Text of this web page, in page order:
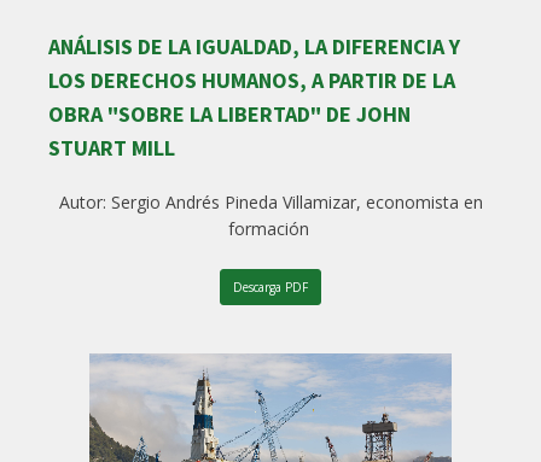
ANÁLISIS DE LA IGUALDAD, LA DIFERENCIA Y
LOS DERECHOS HUMANOS, A PARTIR DE LA
OBRA "SOBRE LA LIBERTAD" DE JOHN
STUART MILL
Autor: Sergio Andrés Pineda Villamizar, economista en
formación
Descarga PDF